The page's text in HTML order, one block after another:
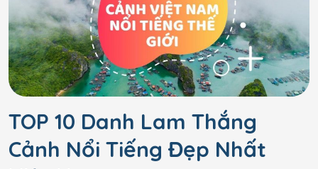
TOP 10 Danh Lam Thắng
Cảnh Nổi Tiếng Đẹp Nhất